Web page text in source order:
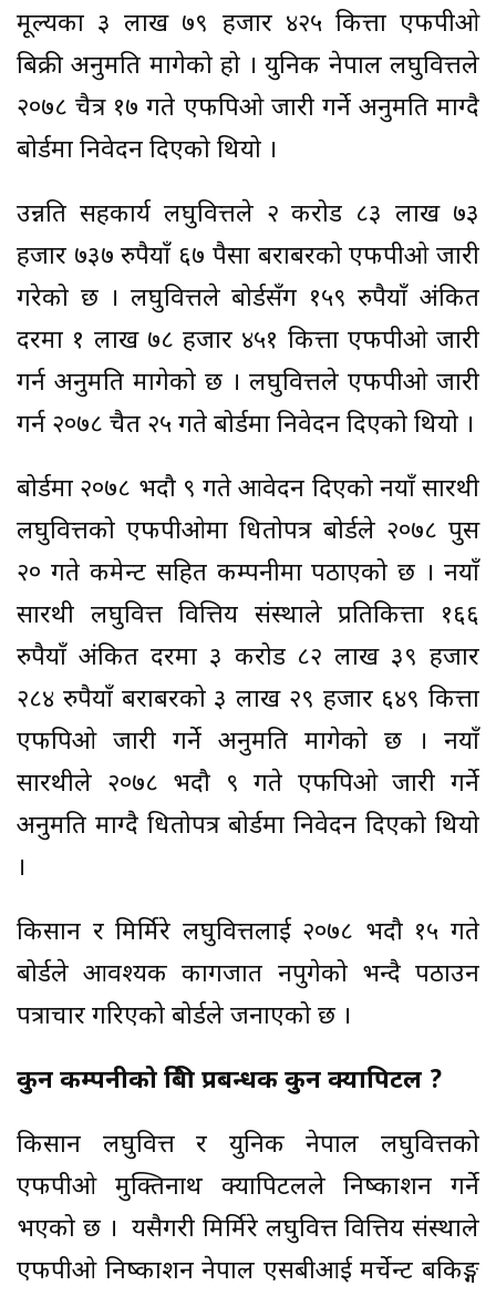
मूल्यका ३ लाख ७९ हजार ४२५ कित्ता एफपीओ
बिक्री अनुमति मागेको हो । युनिक नेपाल लघुवित्तले
२०७८ चैत्र १७ गते एफपिओ जारी गर्ने अनुमति माग्दै
बोर्डमा निवेदन दिएको थियो ।
उन्नति सहकार्य लघुवित्तले २ करोड ८३ लाख ७३
हजार ७३७ रुपैयाँ ६७ पैसा बराबरको एफपीओ जारी
गरेको छ । लघुवित्तले बोर्डसँग १५९ रुपैयाँ अंकित
दरमा १ लाख ७८ हजार ४५१ कित्ता एफपीओ जारी
गर्न अनुमति मागेको छ । लघुवित्तले एफपीओ जारी
गर्न २०७८ चैत २५ गते बोर्डमा निवेदन दिएको थियो ।
बोर्डमा २०७८ भदौ ९ गते आवेदन दिएको नयाँ सारथी
लघुवित्तको एफपीओमा धितोपत्र बोर्डले २०७८ पुस
२० गते कमेन्ट सहित कम्पनीमा पठाएको छ । नयाँ
सारथी लघुवित्त वित्तिय संस्थाले प्रतिकित्ता १६६
रुपैयाँ अंकित दरमा ३ करोड ८२ लाख ३९ हजार
२८४ रुपैयाँ बराबरको ३ लाख २९ हजार ६४९ कित्ता
एफपिओ जारी गर्ने अनुमति मागेको छ । नयाँ
सारथीले २०७८ भदौ ९ गते एफपिओ जारी गर्ने
अनुमति माग्दै धितोपत्र बोर्डमा निवेदन दिएको थियो
।
किसान र मिर्मिरे लघुवित्तलाई २०७८ भदौ १५ गते
बोर्डले आवश्यक कागजात नपुगेको भन्दै पठाउन
पत्राचार गरिएको बोर्डले जनाएको छ ।
कुन कम्पनीको बिक्री प्रबन्धक कुन क्यापिटल ?
किसान लघुवित्त र युनिक नेपाल लघुवित्तको
एफपीओ मुक्तिनाथ क्यापिटलले निष्काशन गर्ने
भएको छ । यसैगरी मिर्मिरे लघुवित्त वित्तिय संस्थाले
एफपीओ निष्काशन नेपाल एसबीआई मर्चेन्ट बैंकिङ्ग